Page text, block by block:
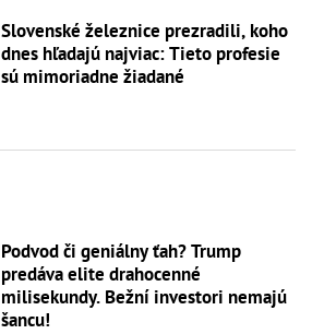
Slovenské železnice prezradili, koho
dnes hľadajú najviac: Tieto profesie
sú mimoriadne žiadané
Podvod či geniálny ťah? Trump
predáva elite drahocenné
milisekundy. Bežní investori nemajú
šancu!